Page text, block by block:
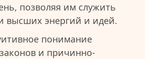
позволяя им служить
высших энергий и идей.
понимание
и причинно-